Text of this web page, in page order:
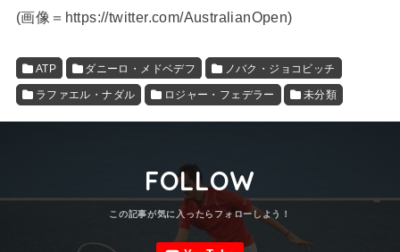
(画像＝https://twitter.com/AustralianOpen)
ATP ダニーロ・メドベデフ ノバク・ジョコビッチ
ラファエル・ナダル ロジャー・フェデラー 未分類
FOLLOW